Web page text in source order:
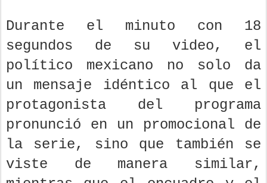
Durante el minuto con 18
segundos de su video, el
político mexicano no solo da
un mensaje idéntico al que el
protagonista del programa
pronunció en un promocional de
la serie, sino que también se
viste de manera similar,